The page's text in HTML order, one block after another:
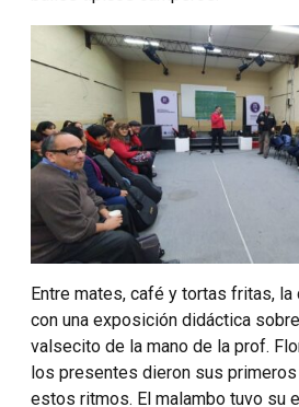
Entre mates, café y tortas fritas,
con una exposición didáctica
valsecito de la mano de la prof.
los presentes dieron sus
estos ritmos. El malambo tuvo su